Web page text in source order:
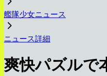
艦隊少女ニュース
ニュース詳細
爽快パズルで